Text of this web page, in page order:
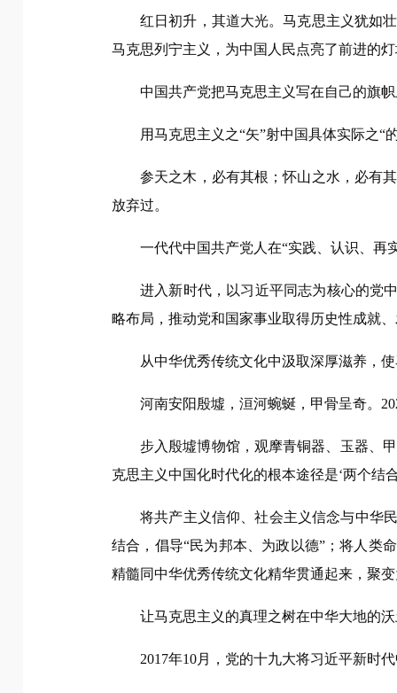
红日初升，其道大光。马克思主义犹如
马克思列宁主义，为中国人民点亮了前进的
中国共产党把马克思主义写在自己的旗
用马克思主义之“矢”射中国具体实际之
参天之木，必有其根；怀山之水，必有
放弃过。
一代代中国共产党人在“实践、认识、再
进入新时代，以习近平同志为核心的党
略布局，推动党和国家事业取得历史性成就
从中华优秀传统文化中汲取深厚滋养，
河南安阳殷墟，洹河蜿蜒，甲骨呈奇。
步入殷墟博物馆，观摩青铜器、玉器、
克思主义中国化时代化的根本途径是‘两个结
将共产主义信仰、社会主义信念与中华
结合，倡导“民为邦本、为政以德”；将人类
精髓同中华优秀传统文化精华贯通起来，聚
让马克思主义的真理之树在中华大地的
2017年10月，党的十九大将习近平新时